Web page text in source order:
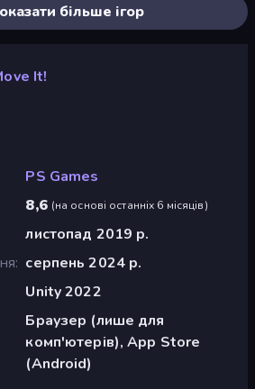
більше ігор
It!
PS Games
8,6 (на основі останніх 6 місяців)
листопад 2019 р.
серпень 2024 р.
Unity 2022
Браузер (лише для
комп'ютерів), App Store
(Android)